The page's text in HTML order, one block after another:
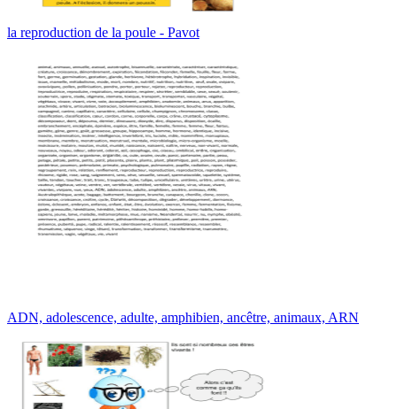
la reproduction de la poule - Pavot
ADN, adolescence, adulte, amphibien, ancêtre, animaux, ARN